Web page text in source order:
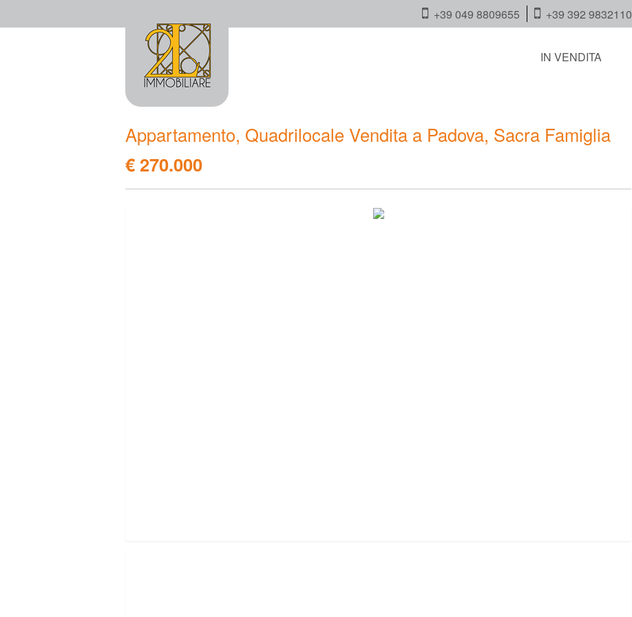
+39 049 8809655 +39 392 9832110
IN VENDITA
Appartamento, Quadrilocale Vendita a Padova, Sacra Famiglia
€ 270.000